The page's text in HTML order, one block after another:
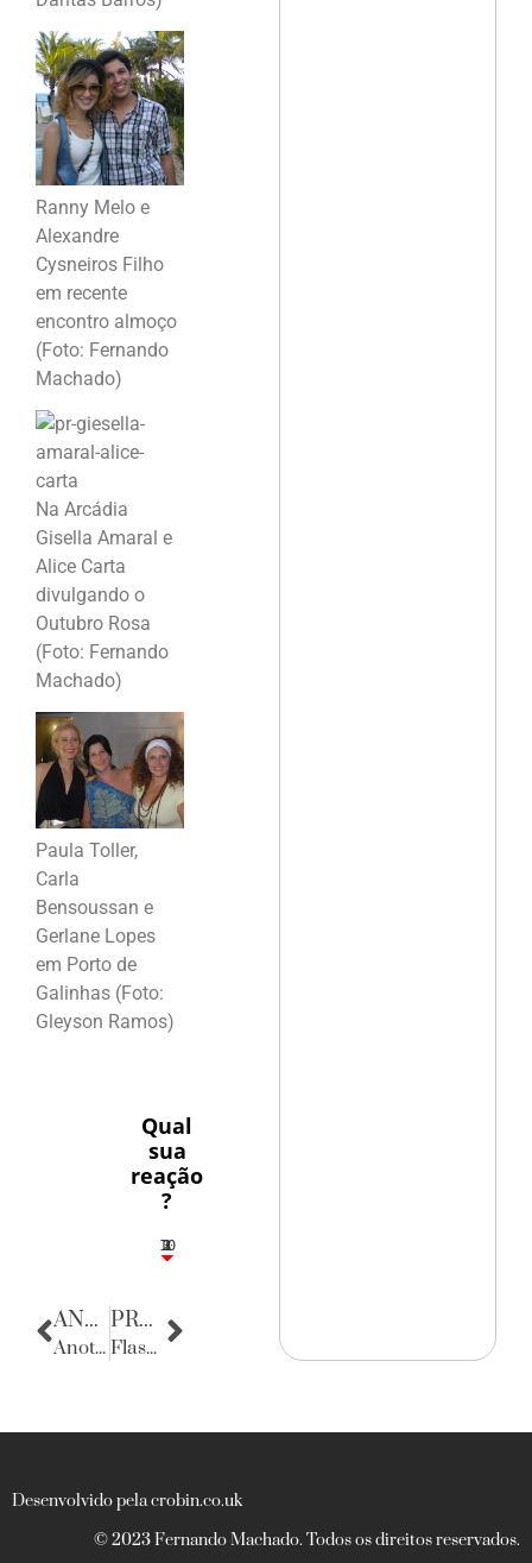
Ranny Melo e
Alexandre
Cysneiros Filho
em recente
encontro almoço
(Foto: Fernando
Machado)
Na Arcádia
Gisella Amaral e
Alice Carta
divulgando o
Outubro Rosa
(Foto: Fernando
Machado)
Paula Toller,
Carla
Bensoussan e
Gerlane Lopes
em Porto de
Galinhas (Foto:
Gleyson Ramos)
Qual
sua
reação
?
3
1
1
2
10
ANTERIOR
Anotações do Cotidiano
PRÓXIMA
Flashes
Desenvolvido pela crobin.co.uk
© 2023 Fernando Machado. Todos os direitos reservados.